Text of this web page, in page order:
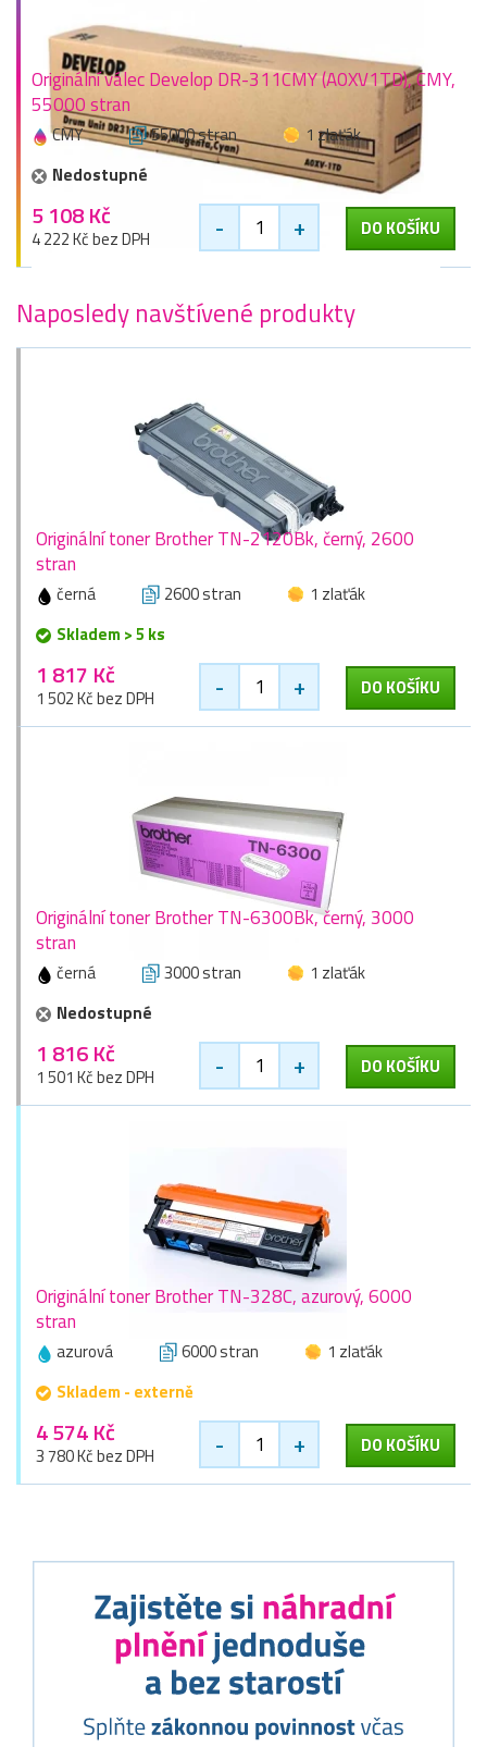
Originální válec Develop DR-311CMY (A0XV1TD), CMY,
55000 stran
CMY 55000 stran
1 zlaťák
Nedostupné
5 108 Kč
4 222 Kč bez DPH - + DO KOŠÍKU
Naposledy navštívené produkty
Originální toner Brother TN-2120Bk, černý, 2600
stran
černá 2600 stran
1 zlaťák
Skladem > 5 ks
1 817 Kč
1 502 Kč bez DPH - + DO KOŠÍKU
Originální toner Brother TN-6300Bk, černý, 3000
stran
černá 3000 stran
1 zlaťák
Nedostupné
1 816 Kč
1 501 Kč bez DPH - + DO KOŠÍKU
Originální toner Brother TN-328C, azurový, 6000
stran
azurová 6000 stran
1 zlaťák
Skladem - externě
4 574 Kč
3 780 Kč bez DPH - + DO KOŠÍKU